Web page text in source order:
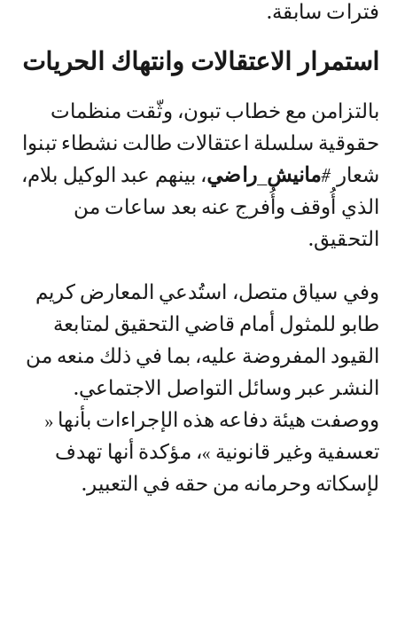
فترات سابقة.
استمرار الاعتقالات وانتهاك الحريات
بالتزامن مع خطاب تبون، وثّقت منظمات
حقوقية سلسلة اعتقالات طالت نشطاء تبنوا
شعار #مانيش_راضي، بينهم عبد الوكيل بلام،
الذي أُوقف وأُفرج عنه بعد ساعات من
التحقيق.
وفي سياق متصل، استُدعي المعارض كريم
طابو للمثول أمام قاضي التحقيق لمتابعة
القيود المفروضة عليه، بما في ذلك منعه من
النشر عبر وسائل التواصل الاجتماعي.
ووصفت هيئة دفاعه هذه الإجراءات بأنها «
تعسفية وغير قانونية »، مؤكدة أنها تهدف
لإسكاته وحرمانه من حقه في التعبير.